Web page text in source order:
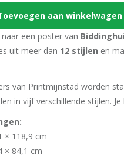
aan winkelwagen
een poster van
uit meer dan 12 stijlen en
van Printmijnstad worden
in vijf verschillende stijlen.
× 118,9 cm
× 84,1 cm